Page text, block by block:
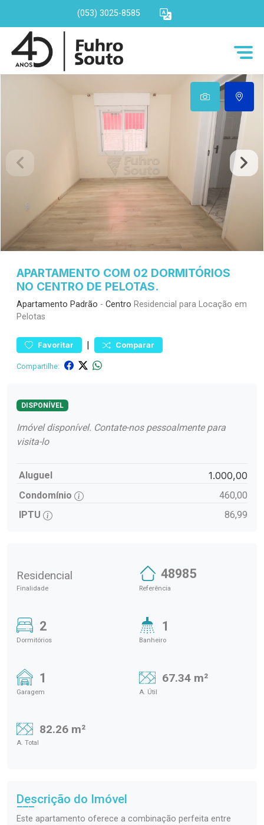
(053) 3025-8585
APARTAMENTO COM 02 DORMITÓRIOS
NO CENTRO DE PELOTAS.
Apartamento Padrão - Centro Residencial para Locação em
Pelotas
Favoritar | Comparar
Compartilhe:
DISPONÍVEL
Imóvel disponível. Contate-nos pessoalmente para
visita-lo
Aluguel 1.000,00
Condomínio
460,00
IPTU
86,99
Residencial
Finalidade
48985
Referência
2
Dormitórios
1
Banheiro
1
Garagem
67.34 m²
A. Útil
82.26 m²
A. Total
Descrição do Imóvel
Este apartamento oferece a combinação perfeita entre